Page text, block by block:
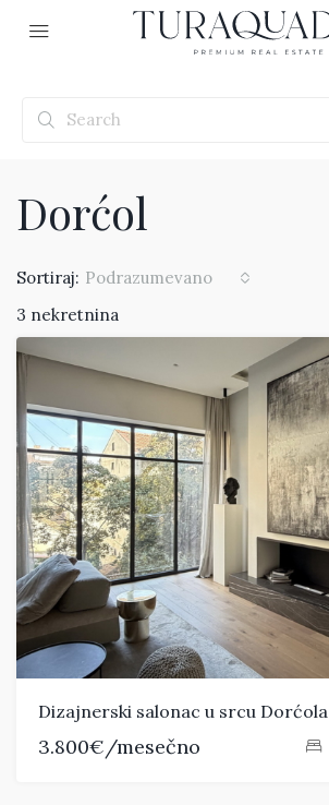
Dorćol
3 nekretnina
Sortiraj: Podrazumevano
Dizajnerski salonac u srcu Dorćola
3.800€/mesečno